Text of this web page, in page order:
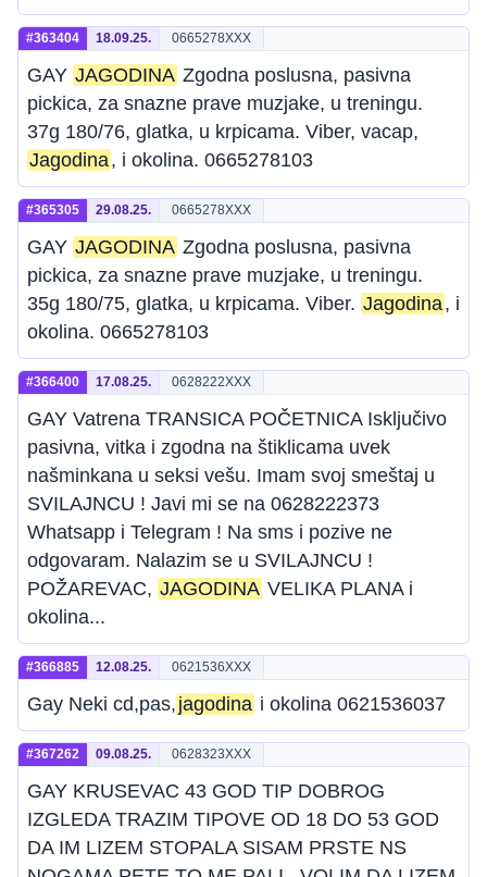
#363404 18.09.25. 0665278XXX
GAY JAGODINA Zgodna poslusna, pasivna
pickica, za snazne prave muzjake, u treningu.
37g 180/76, glatka, u krpicama. Viber, vacap,
Jagodina, i okolina. 0665278103
#365305 29.08.25. 0665278XXX
GAY JAGODINA Zgodna poslusna, pasivna
pickica, za snazne prave muzjake, u treningu.
35g 180/75, glatka, u krpicama. Viber. Jagodina, i
okolina. 0665278103
#366400 17.08.25. 0628222XXX
GAY Vatrena TRANSICA POČETNICA Isključivo
pasivna, vitka i zgodna na štiklicama uvek
našminkana u seksi vešu. Imam svoj smeštaj u
SVILAJNCU ! Javi mi se na 0628222373
Whatsapp i Telegram ! Na sms i pozive ne
odgovaram. Nalazim se u SVILAJNCU !
POŽAREVAC, JAGODINA VELIKA PLANA i
okolina...
#366885 12.08.25. 0621536XXX
Gay Neki cd,pas, jagodina i okolina 0621536037
#367262 09.08.25. 0628323XXX
GAY KRUSEVAC 43 GOD TIP DOBROG
IZGLEDA TRAZIM TIPOVE OD 18 DO 53 GOD
DA IM LIZEM STOPALA SISAM PRSTE NS